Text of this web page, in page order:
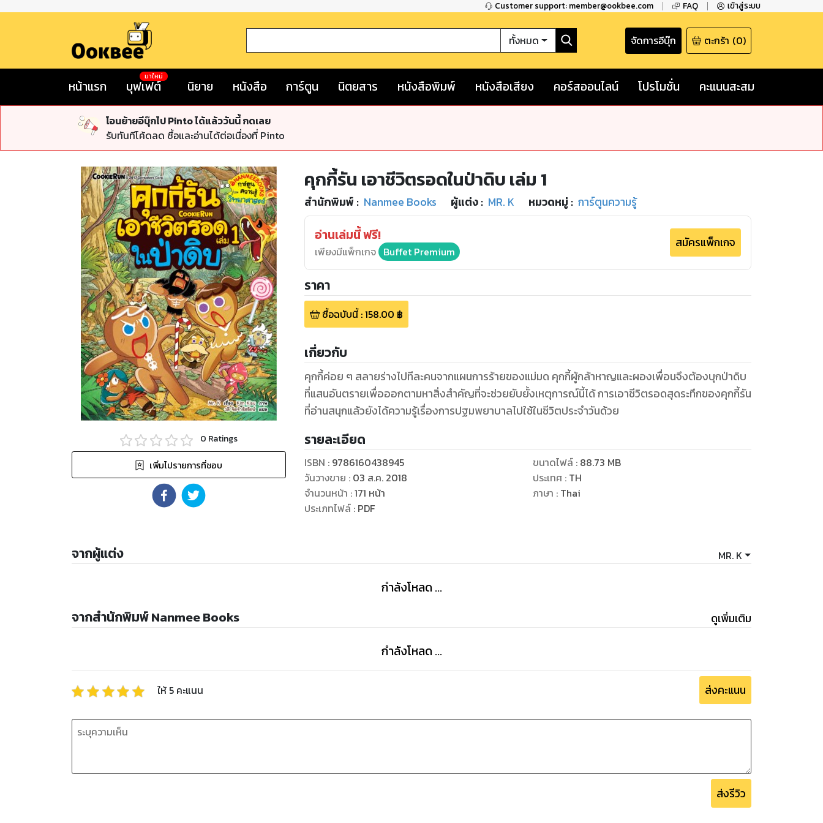
Customer support: member@ookbee.com FAQ เข้าสู่ระบบ
ทั้งหมด จัดการอีบุ๊ก ตะกร้า (0)
หน้าแรก บุฟเฟต์
มาใหม่
นิยาย หนังสือ การ์ตูน นิตยสาร หนังสือพิมพ์ หนังสือเสียง คอร์สออนไลน์ โปรโมชั่น คะแนนสะสม
โอนย้ายอีบุ๊กไป Pinto ได้แล้ววันนี้ กดเลย
รับทันทีโค้ดลด ซื้อและอ่านได้ต่อเนื่องที่ Pinto
0 Ratings
เพิ่มไปรายการที่ชอบ
คุกกี้รัน เอาชีวิตรอดในป่าดิบ เล่ม 1
สำนักพิมพ์ : Nanmee Books ผู้แต่ง : MR. K หมวดหมู่ : การ์ตูนความรู้
อ่านเล่มนี้ ฟรี!
เพียงมีแพ็กเกจ Buffet Premium
สมัครแพ็กเกจ
ราคา
ซื้อฉบับนี้:158.00 ฿
เกี่ยวกับ
คุกกี้ค่อย ๆ สลายร่างไปทีละคนจากแผนการร้ายของแม่มด คุกกี้ผู้กล้าหาญและผองเพื่อนจึงต้องบุกป่าดิบ
ที่แสนอันตรายเพื่อออกตามหาสิ่งสำคัญที่จะช่วยยับยั้งเหตุการณ์นี้ได้ การเอาชีวิตรอดสุดระทึกของคุกกี้รัน
ที่อ่านสนุกแล้วยังได้ความรู้เรื่องการปฐมพยาบาลไปใช้ในชีวิตประจำวันด้วย
รายละเอียด
ISBN : 9786160438945
วันวางขาย : 03 ส.ค. 2018
จำนวนหน้า :171 หน้า
ประเภทไฟล์: PDF
ขนาดไฟล์: 88.73 MB
ประเทศ : TH
ภาษา : Thai
จากผู้แต่ง MR. K
กำลังโหลด ...
จากสำนักพิมพ์ Nanmee Books ดูเพิ่มเติม
กำลังโหลด ...
ให้ 5 คะแนน ส่งคะแนน
ส่งรีวิว